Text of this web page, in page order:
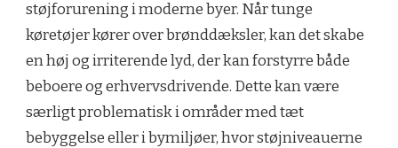
støjforurening i moderne byer. Når tunge
køretøjer kører over brønddæksler, kan det skabe
en høj og irriterende lyd, der kan forstyrre både
beboere og erhvervsdrivende. Dette kan være
særligt problematisk i områder med tæt
bebyggelse eller i bymiljøer, hvor støjniveauerne